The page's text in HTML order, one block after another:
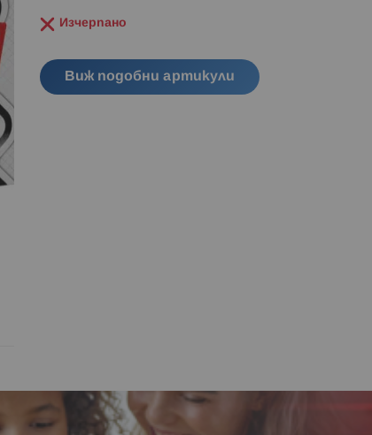
Изчерпано
Виж подобни артикули